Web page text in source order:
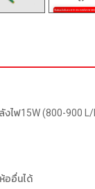
งไฟ15W (800-900 L/
ออื่นได้